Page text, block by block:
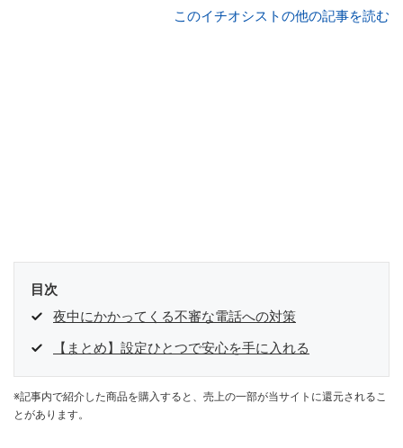
このイチオシストの他の記事を読む
目次
夜中にかかってくる不審な電話への対策
【まとめ】設定ひとつで安心を手に入れる
※記事内で紹介した商品を購入すると、売上の一部が当サイトに還元されるこ
とがあります。